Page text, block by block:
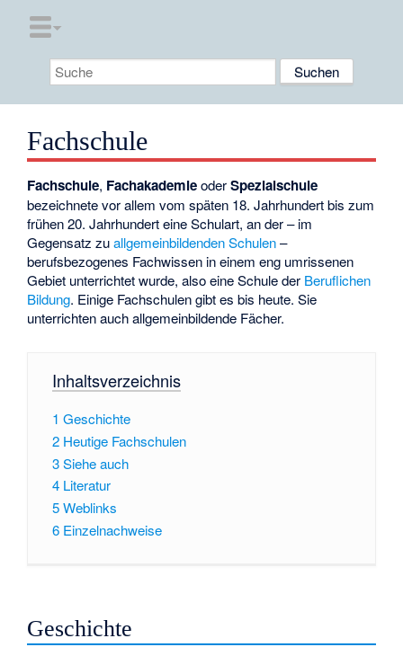
Fachschule
Fachschule, FachakademieoderSpezialschule
bezeichnete vor allem vom späten 18. Jahrhundert bis zum
frühen 20. Jahrhundert eine Schulart, an der – im
Gegensatz zuallgemeinbildenden Schulen–
berufsbezogenes Fachwissen in einem eng umrissenen
Gebiet unterrichtet wurde, also eine Schule der Beruflichen
Bildung. Einige Fachschulen gibt es bis heute. Sie
unterrichten auch allgemeinbildende Fächer.
Inhaltsverzeichnis
1 Geschichte
2 Heutige Fachschulen
3Siehe auch
4 Literatur
5Weblinks
6 Einzelnachweise
Geschichte